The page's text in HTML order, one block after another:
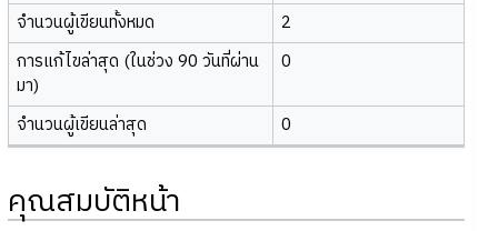
จำนวนผู้เขียนทั้งหมด
2
การแก้ไขล่าสุด (ในช่วง 90 วันที่ผ่าน
มา)
0
จำนวนผู้เขียนล่าสุด 0
คุณสมบัติหน้า